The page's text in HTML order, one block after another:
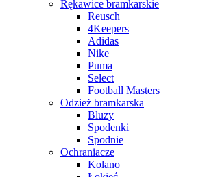
Rękawice bramkarskie
Reusch
4Keepers
Adidas
Nike
Puma
Select
Football Masters
Odzież bramkarska
Bluzy
Spodenki
Spodnie
Ochraniacze
Kolano